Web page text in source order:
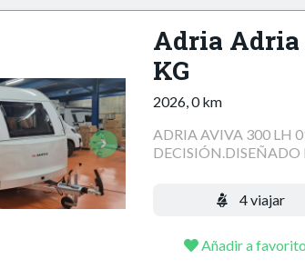
Adria Adria
KG
2026, 0 km
ADRIA AVIVA 300 LH
DECISIÓN.DISEÑADO
4 viajar
Añadir a